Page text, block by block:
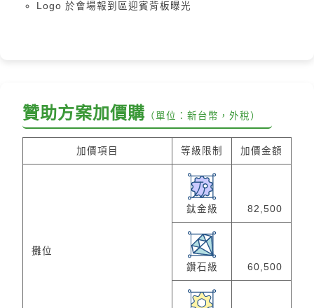
Logo 於會場報到區迎賓背板曝光
贊助方案加價購 （單位：新台幣，外稅）
加價項目 等級限制 加價金額
攤位
鈦金級 82,500
鑽石級 60,500